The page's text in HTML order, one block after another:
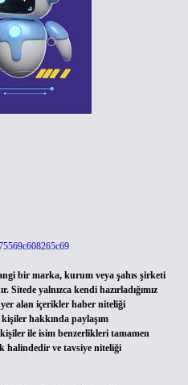
bir marka, kurum veya şahıs şirketi
yalnızca kendi hazırladığımız
alan içerikler haber niteliği
hakkında paylaşım
ile isim benzerlikleri tamamen
halindedir ve tavsiye niteliği